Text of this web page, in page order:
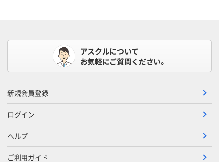
アスクルについて
お気軽にご質問ください。
新規会員登録
ログイン
ヘルプ
ご利用ガイド